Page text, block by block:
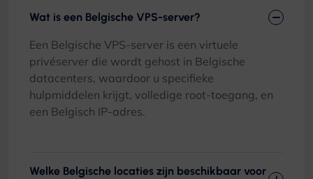
Wat is een Belgische VPS-server?
Een Belgische VPS-server is een virtuele
privéserver die wordt gehost in Belgische
datacenters, waardoor u specifieke
hulpmiddelen krijgt, volledige root-toegang, en
een Belgisch IP-adres.
Welke Belgische locaties zijn beschikbaar voor